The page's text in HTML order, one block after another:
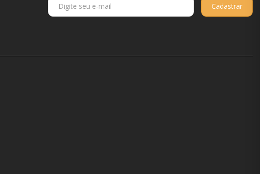
Cadastrar